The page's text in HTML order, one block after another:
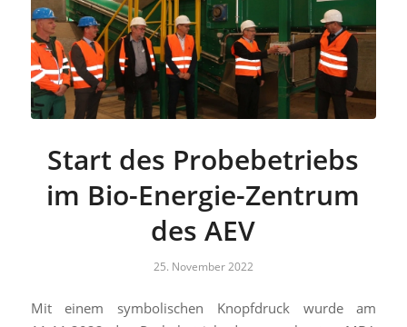
Start des Probebetriebs
im Bio-Energie-Zentrum
des AEV
25. November 2022
Mit einem symbolischen Knopfdruck wurde am